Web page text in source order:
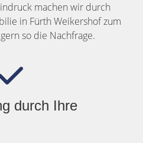
machen wir durch
in Fürth Weikershof zum
so die Nachfrage.
durch Ihre